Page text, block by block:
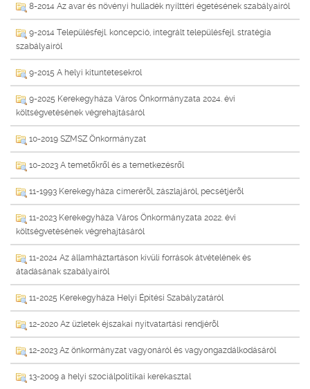
8-2014 Az avar és növényi hulladék nyílttéri égetésének szabályairól
9-2014 Településfejl. koncepció, integrált településfejl. stratégia
szabályairól
9-2015 A helyi kituntetesekrol
9-2025 Kerekegyháza Város Önkormányzata 2024. évi
költségvetésének végrehajtásáról
10-2019 SZMSZ Önkormányzat
10-2023 A temetőkről és a temetkezésről
11-1993 Kerekegyháza címerérõl, zászlajáról, pecsétjérõl
11-2023 Kerekegyháza Város Önkormányzata 2022. évi
költségvetésének végrehajtásáról
11-2024 Az államháztartáson kívüli források átvételének és
átadásának szabályairól
11-2025 Kerekegyháza Helyi Építési Szabályzatáról
12-2020 Az üzletek éjszakai nyitvatartási rendjérõl
12-2023 Az önkormányzat vagyonáról és vagyongazdálkodásáról
13-2009 a helyi szociálpolitikai kerekasztal